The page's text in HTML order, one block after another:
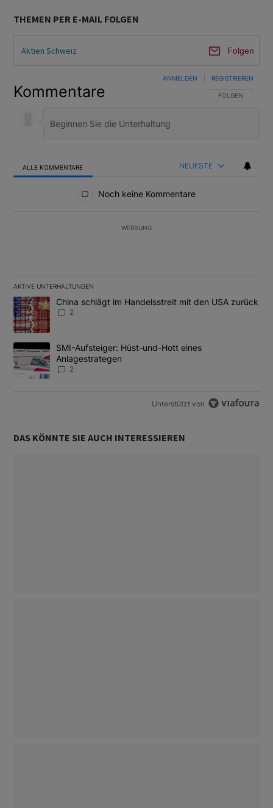
THEMEN PER E-MAIL FOLGEN
Aktien Schweiz Folgen
Kommentare FOLGE DIESER
FOLGEN
ANMELDEN REGISTRIEREN
ALLE KOMMENTARE NEUESTE
Noch keine Kommentare
WERBUNG
AKTIVE UNTERHALTUNGEN
Das Folgende ist eine Liste der am meisten kommentierten
Ein Trendartikel mit dem Titel "China schlägt im Handelsstreit
China schlägt im Handelsstreit mit den USA zurück
2
Ein Trendartikel mit dem Titel "SMI-Aufsteiger: Hüst-und-Hott
SMI-Aufsteiger: Hüst-und-Hott eines
Anlagestrategen
2
Unterstützt von
DAS KÖNNTE SIE AUCH INTERESSIEREN